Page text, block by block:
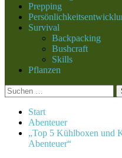
Prepping
Survival
Backpacking
Bushcraft
Skills
Pflanzen
Suchen
nach:
Start
Abenteuer
„Top 5 Kühlboxen und
Abenteuer“